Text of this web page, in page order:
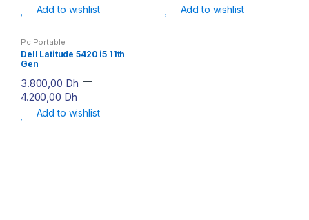
Add to wishlist Add to wishlist
Pc Portable
Dell Latitude 5420 i5 11th
Gen
3.800,00 Dh –
4.200,00 Dh
Add to wishlist